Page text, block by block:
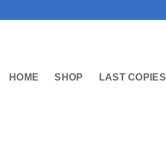
Inhalt
HOME SHOP LAST COPIES